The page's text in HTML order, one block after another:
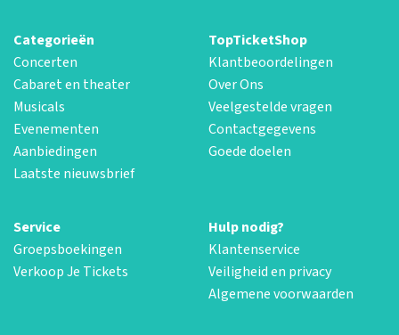
Categorieën
Concerten
Cabaret en theater
Musicals
Evenementen
Aanbiedingen
Laatste nieuwsbrief
TopTicketShop
Klantbeoordelingen
Over Ons
Veelgestelde vragen
Contactgegevens
Goede doelen
Service
Groepsboekingen
Verkoop Je Tickets
Hulp nodig?
Klantenservice
Veiligheid en privacy
Algemene voorwaarden